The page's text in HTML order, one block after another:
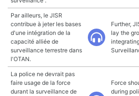
Par ailleurs, le JISR
contribue à jeter les bases
d'une intégration de la
capacité alliée de
surveillance terrestre dans
l'OTAN.
Further,
lay the
La police ne devrait pas
faire usage de la force
durant la surveillance de
Force
during